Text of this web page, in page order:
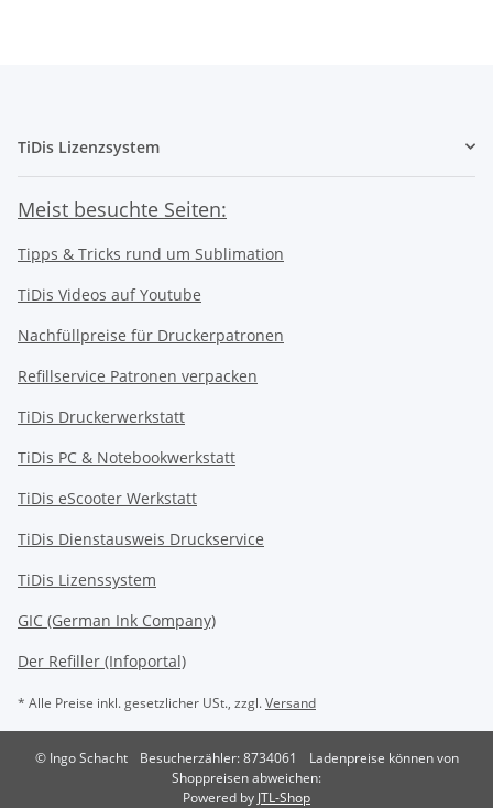
TiDis Lizenzsystem
Meist besuchte Seiten:
Tipps & Tricks rund um Sublimation
TiDis Videos auf Youtube
Nachfüllpreise für Druckerpatronen
Refillservice Patronen verpacken
TiDis Druckerwerkstatt
TiDis PC & Notebookwerkstatt
TiDis eScooter Werkstatt
TiDis Dienstausweis Druckservice
TiDis Lizenssystem
GIC (German Ink Company)
Der Refiller (Infoportal)
* Alle Preise inkl. gesetzlicher USt., zzgl.Versand
© Ingo Schacht Besucherzähler: 8734061
Ladenpreise können von
Shoppreisen abweichen:
Powered by JTL-Shop